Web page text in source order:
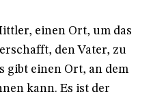
einen Ort, um das
den Vater, zu
gibt einen Ort, an dem
kann. Es ist der